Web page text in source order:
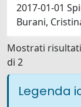
2017-01-01
Burani,
Mostrati
di 2
Legenda